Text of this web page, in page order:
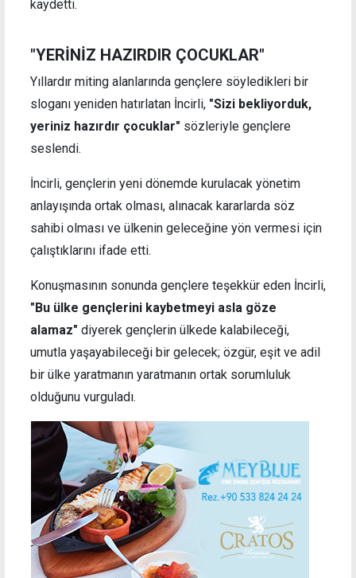
kaydetti.
"YERİNİZ HAZIRDIR ÇOCUKLAR"
Yıllardır miting alanlarında gençlere söyledikleri bir
sloganı yeniden hatırlatan İncirli, "Sizi bekliyorduk,
yeriniz hazırdır çocuklar" sözleriyle gençlere
seslendi.
İncirli, gençlerin yeni dönemde kurulacak yönetim
anlayışında ortak olması, alınacak kararlarda söz
sahibi olması ve ülkenin geleceğine yön vermesi için
çalıştıklarını ifade etti.
Konuşmasının sonunda gençlere teşekkür eden İncirli,
"Bu ülke gençlerini kaybetmeyi asla göze
alamaz" diyerek gençlerin ülkede kalabileceği,
umutla yaşayabileceği bir gelecek; özgür, eşit ve adil
bir ülke yaratmanın yaratmanın ortak sorumluluk
olduğunu vurguladı.